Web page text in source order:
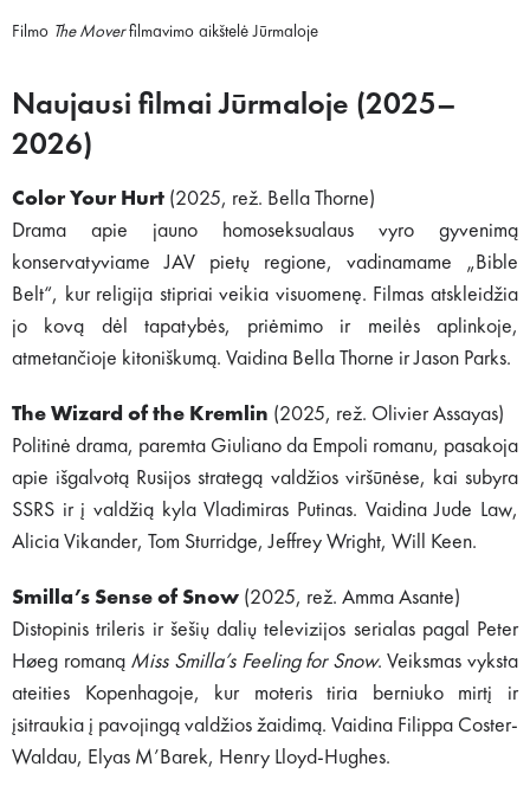
Filmo The Moverfilmavimo aikštelė Jūrmaloje
Naujausi filmai Jūrmaloje (2025–
2026)
Color Your Hurt (2025, rež. Bella Thorne)
Drama apie jauno homoseksualaus vyro gyvenimą
konservatyviame JAV pietų regione, vadinamame „Bible
Belt“, kur religija stipriai veikia visuomenę. Filmas atskleidžia
jo kovą dėl tapatybės, priėmimo ir meilės aplinkoje,
atmetančioje kitoniškumą. Vaidina Bella Thorne ir Jason Parks.
The Wizard of the Kremlin (2025, rež. Olivier Assayas)
Politinė drama, paremta Giuliano da Empoli romanu, pasakoja
apie išgalvotą Rusijos strategą valdžios viršūnėse, kai subyra
SSRS ir į valdžią kyla Vladimiras Putinas. Vaidina Jude Law,
Alicia Vikander, Tom Sturridge, Jeffrey Wright, Will Keen.
Smilla’s Sense of Snow (2025, rež. Amma Asante)
Distopinis trileris ir šešių dalių televizijos serialas pagal Peter
Høeg romaną Miss Smilla’s Feeling for Snow. Veiksmas vyksta
ateities Kopenhagoje, kur moteris tiria berniuko mirtį ir
įsitraukia į pavojingą valdžios žaidimą. Vaidina Filippa Coster-
Waldau, Elyas M’Barek, Henry Lloyd-Hughes.